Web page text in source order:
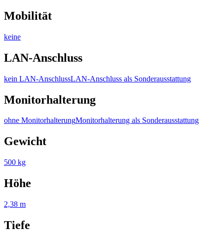
Mobilität
keine
LAN-Anschluss
kein LAN-AnschlussLAN-Anschluss als Sonderausstattung
Monitorhalterung
ohne MonitorhalterungMonitorhalterung als Sonderausstattung
Gewicht
500 kg
Höhe
2,38 m
Tiefe